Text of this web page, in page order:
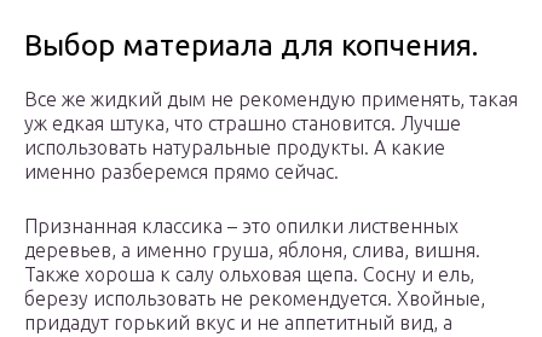
Выбор материала для копчения.
Все же жидкий дым не рекомендую применять, такая
уж едкая штука, что страшно становится. Лучше
использовать натуральные продукты. А какие
именно разберемся прямо сейчас.
Признанная классика – это опилки лиственных
деревьев, а именно груша, яблоня, слива, вишня.
Также хороша к салу ольховая щепа. Сосну и ель,
березу использовать не рекомендуется. Хвойные,
придадут горький вкус и не аппетитный вид, а